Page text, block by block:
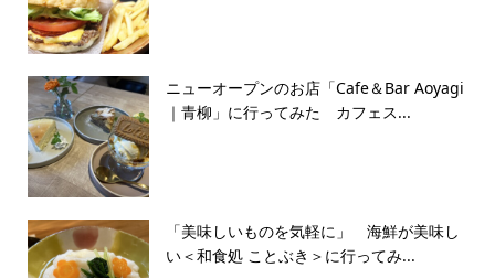
ニューオープンのお店「Cafe＆Bar Aoyagi
｜青柳」に行ってみた カフェス...
「美味しいものを気軽に」 海鮮が美味し
い＜和食処 ことぶき＞に行ってみ...